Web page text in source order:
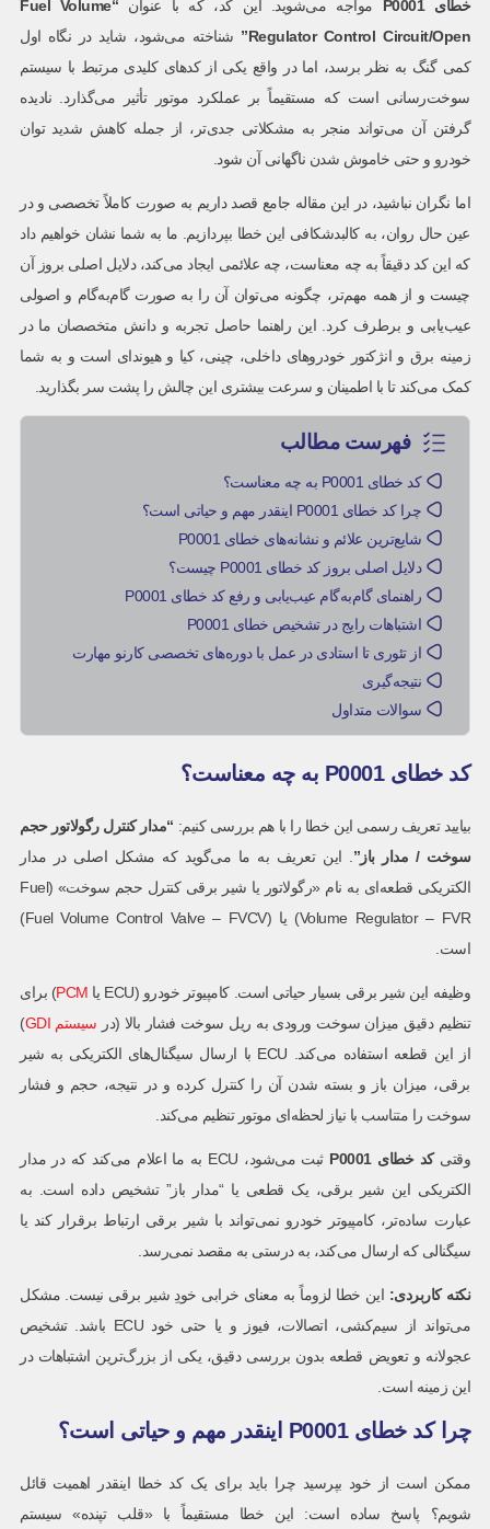
خطایP0001 مواجه می‌شوید. این کد، که با عنوان
“Fuel Volume
Regulator Control Circuit/Open”
شناخته می‌شود، شاید در نگاه اول
کمی گنگ به نظر برسد، اما در واقع یکی از کدهای کلیدی مرتبط با سیستم
سوخت‌رسانی است که مستقیماً بر عملکرد موتور تأثیر می‌گذارد. نادیده
گرفتن آن می‌تواند منجر به مشکلاتی جدی‌تر، از جمله کاهش شدید توان
خودرو و حتی خاموش شدن ناگهانی آن شود.
اما نگران نباشید، در این مقاله جامع قصد داریم به صورت کاملاً تخصصی و در
عین حال روان، به کالبدشکافی این خطا بپردازیم. ما به شما نشان خواهیم داد
که این کد دقیقاً به چه معناست، چه علائمی ایجاد می‌کند، دلایل اصلی بروز آن
چیست و از همه مهم‌تر، چگونه می‌توان آن را به صورت گام‌به‌گام و اصولی
عیب‌یابی و برطرف کرد. این راهنما حاصل تجربه و دانش متخصصان ما در
زمینه برق و انژکتور خودروهای داخلی، چینی، کیا و هیوندای است و به شما
کمک می‌کند تا با اطمینان و سرعت بیشتری این چالش را پشت سر بگذارید.
فهرست مطالب
کد خطای P0001 به چه معناست؟
چرا کد خطای P0001 اینقدر مهم و حیاتی است؟
شایع‌ترین علائم و نشانه‌های خطای P0001
دلایل اصلی بروز کد خطای P0001 چیست؟
راهنمای گام‌به‌گام عیب‌یابی و رفع کد خطای P0001
اشتباهات رایج در تشخیص خطای P0001
از تئوری تا استادی در عمل با دوره‌های تخصصی کارنو مهارت
نتیجه‌گیری
سوالات متداول
کد خطای P0001 به چه معناست؟
بیایید تعریف رسمی این خطا را با هم بررسی کنیم: “مدار کنترل رگولاتور حجم
سوخت / مدار باز” . این تعریف به ما می‌گوید که مشکل اصلی در مدار
الکتریکی قطعه‌ای به نام «رگولاتور یا شیر برقی کنترل حجم سوخت» (Fuel
Volume Regulator – FVR) یا (Fuel Volume Control Valve – FVCV)
است.
وظیفه این شیر برقی بسیار حیاتی است. کامپیوتر خودرو (ECU یا PCM) برای
تنظیم دقیق میزان سوخت ورودی به ریل سوخت فشار بالا (در سیستم‌ GDI
)
از این قطعه استفاده می‌کند. ECU با ارسال سیگنال‌های الکتریکی به شیر
برقی، میزان باز و بسته شدن آن را کنترل کرده و در نتیجه، حجم و فشار
سوخت را متناسب با نیاز لحظه‌ای موتور تنظیم می‌کند.
وقتیکد خطایP0001
ثبت می‌شود، ECU به ما اعلام می‌کند که در مدار
الکتریکی این شیر برقی، یک قطعی یا “مدار باز” تشخیص داده است. به
عبارت ساده‌تر، کامپیوتر خودرو نمی‌تواند با شیر برقی ارتباط برقرار کند یا
سیگنالی که ارسال می‌کند، به درستی به مقصد نمی‌رسد.
نکته کاربردی: این خطا لزوماً به معنای خرابی خودِ شیر برقی نیست. مشکل
می‌تواند از سیم‌کشی، اتصالات، فیوز و یا حتی خود ECU باشد. تشخیص
عجولانه و تعویض قطعه بدون بررسی دقیق، یکی از بزرگ‌ترین اشتباهات در
این زمینه است.
چرا کد خطای P0001 اینقدر مهم و حیاتی است؟
ممکن است از خود بپرسید چرا باید برای یک کد خطا اینقدر اهمیت قائل
شویم؟ پاسخ ساده است: این خطا مستقیماً با «قلب تپنده» سیستم